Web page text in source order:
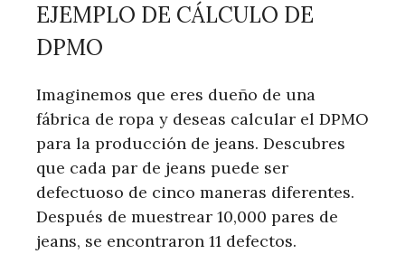
EJEMPLO DE CÁLCULO DE
DPMO
Imaginemos que eres dueño de una
fábrica de ropa y deseas calcular el DPMO
para la producción de jeans. Descubres
que cada par de jeans puede ser
defectuoso de cinco maneras diferentes.
Después de muestrear 10,000 pares de
jeans, se encontraron 11 defectos.